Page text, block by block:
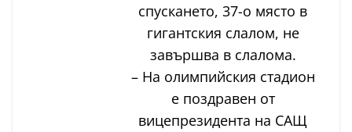
спускането, 37-о място в
гигантския слалом, не
завършва в слалома.
– На олимпийския стадион
е поздравен от
вицепрезидента на САЩ